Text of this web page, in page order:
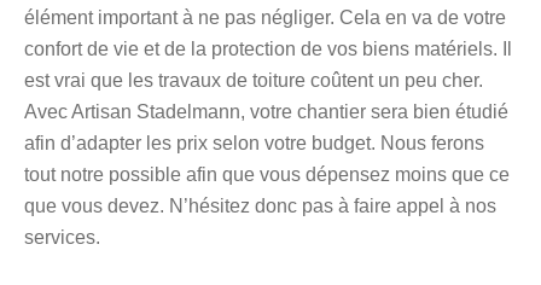
élément important à ne pas négliger. Cela en va de votre
confort de vie et de la protection de vos biens matériels. Il
est vrai que les travaux de toiture coûtent un peu cher.
Avec Artisan Stadelmann, votre chantier sera bien étudié
afin d’adapter les prix selon votre budget. Nous ferons
tout notre possible afin que vous dépensez moins que ce
que vous devez. N’hésitez donc pas à faire appel à nos
services.